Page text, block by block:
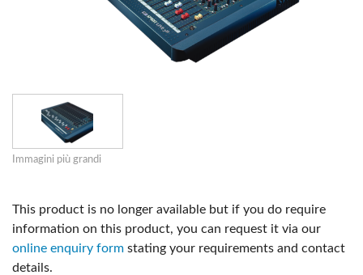
Immagini più grandi
This product is no longer available but if you do require
information on this product, you can request it via our
online enquiry form stating your requirements and contact
details.